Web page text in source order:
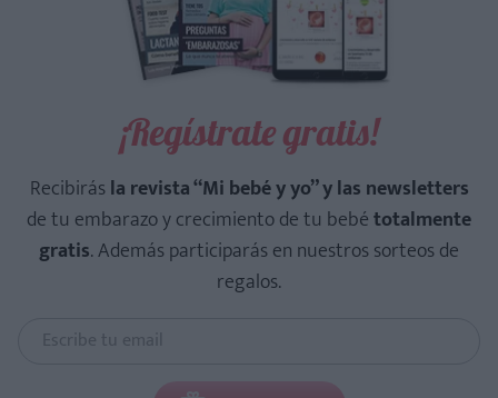
¡Regístrate gratis!
Recibirásla revista “Mi bebé y yo” y las newsletters
de tu embarazo y crecimiento de tu bebétotalmente
gratis. Además participarás en nuestros sorteos de
regalos.